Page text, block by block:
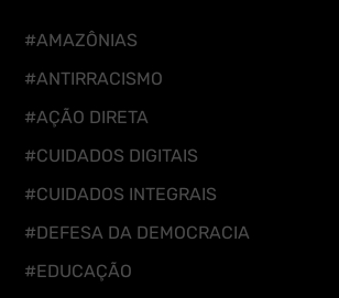
#AMAZÔNIAS
#ANTIRRACISMO
#AÇÃO DIRETA
#CUIDADOS DIGITAIS
#CUIDADOS INTEGRAIS
#DEFESA DA DEMOCRACIA
#EDUCAÇÃO